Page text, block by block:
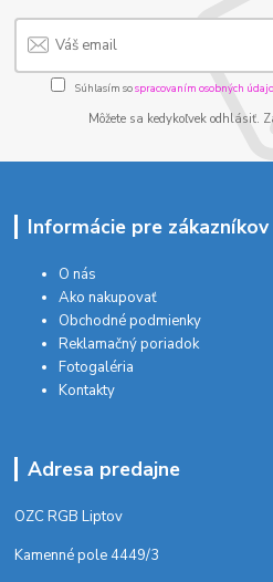
Súhlasím sospracovaním osobných
Môžete sa kedykoľvek odhlásiť.
Informácie pre zákazníkov
O nás
Ako nakupovať
Obchodné podmienky
Reklamačný poriadok
Fotogaléria
Kontakty
Adresa predajne
OZC RGB Liptov
Kamenné pole 4449/3